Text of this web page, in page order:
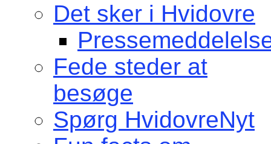
Det sker i Hvidovre
Fede steder at
besøge
Spørg HvidovreNyt